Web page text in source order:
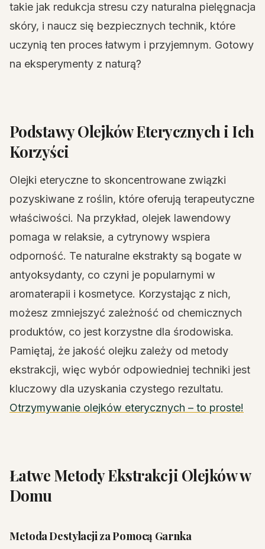
takie jak redukcja stresu czy naturalna pielęgnacja
skóry, i naucz się bezpiecznych technik, które
uczynią ten proces łatwym i przyjemnym. Gotowy
na eksperymenty z naturą?
Podstawy Olejków Eterycznych i Ich
Korzyści
Olejki eteryczne to skoncentrowane związki
pozyskiwane z roślin, które oferują terapeutyczne
właściwości. Na przykład, olejek lawendowy
pomaga w relaksie, a cytrynowy wspiera
odporność. Te naturalne ekstrakty są bogate w
antyoksydanty, co czyni je popularnymi w
aromaterapii i kosmetyce. Korzystając z nich,
możesz zmniejszyć zależność od chemicznych
produktów, co jest korzystne dla środowiska.
Pamiętaj, że jakość olejku zależy od metody
ekstrakcji, więc wybór odpowiedniej techniki jest
kluczowy dla uzyskania czystego rezultatu.
Otrzymywanie olejków eterycznych – to proste!
Łatwe Metody Ekstrakcji Olejków w
Domu
Metoda Destylacji za Pomocą Garnka